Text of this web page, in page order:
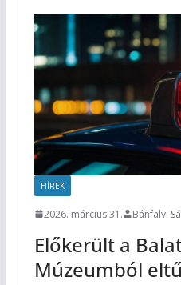
HÍREK
2026. március 31. Bánfalvi
Előkerült a
Múzeumból